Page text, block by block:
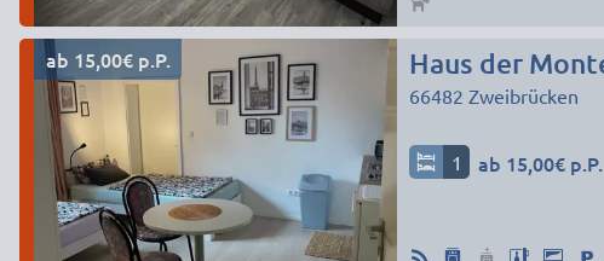
ab 15,00€ p.P. Haus der
66482 Zweibrücken
1 ab 15,00€ p.P.